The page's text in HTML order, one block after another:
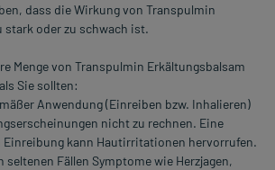
dass die Wirkung von Transpulmin
stark oder zu schwach ist.
Menge von Transpulmin Erkältungsbalsam
Sie sollten:
Anwendung (Einreiben bzw. Inhalieren)
nicht zu rechnen. Eine
Einreibung kann Hautirritationen hervorrufen.
seltenen Fällen Symptome wie Herzjagen,